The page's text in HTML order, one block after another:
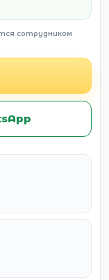
сотрудником